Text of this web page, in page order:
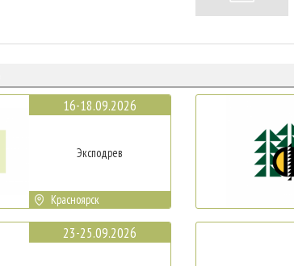
16-18.09.2026
Эксподрев
Красноярск
23-25.09.2026